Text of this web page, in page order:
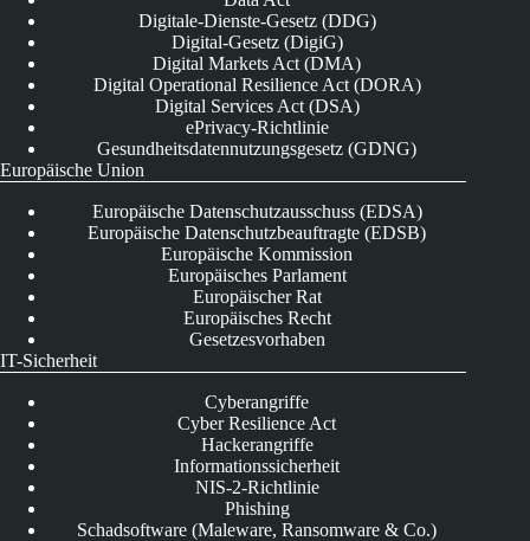
Digitale-Dienste-Gesetz (DDG)
Digital-Gesetz (DigiG)
Digital Markets Act (DMA)
Digital Operational Resilience Act (DORA)
Digital Services Act (DSA)
ePrivacy-Richtlinie
Gesundheitsdatennutzungsgesetz (GDNG)
Europäische Union
Europäische Datenschutzausschuss (EDSA)
Europäische Datenschutzbeauftragte (EDSB)
Europäische Kommission
Europäisches Parlament
Europäischer Rat
Europäisches Recht
Gesetzesvorhaben
IT-Sicherheit
Cyberangriffe
Cyber Resilience Act
Hackerangriffe
Informationssicherheit
NIS-2-Richtlinie
Phishing
Schadsoftware (Maleware, Ransomware & Co.)